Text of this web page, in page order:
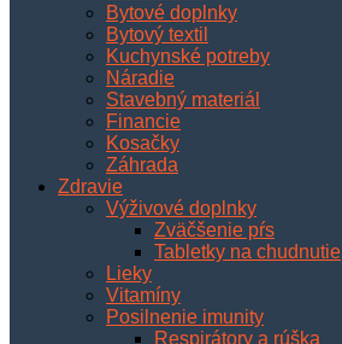
Bytové doplnky
Bytový textil
Kuchynské potreby
Náradie
Stavebný materiál
Financie
Kosačky
Záhrada
Zdravie
Výživové doplnky
Zväčšenie pŕs
Tabletky na chudnutie
Lieky
Vitamíny
Posilnenie imunity
Respirátory a rúška